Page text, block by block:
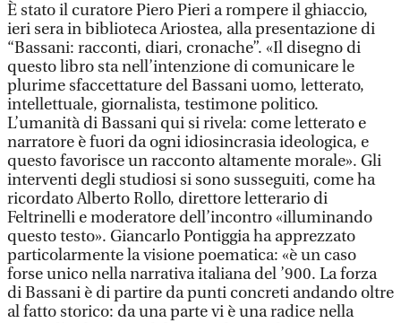
È stato il curatore Piero Pieri a rompere il ghiaccio,
ieri sera in biblioteca Ariostea, alla presentazione di
“Bassani: racconti, diari, cronache”. «Il disegno di
questo libro sta nell’intenzione di comunicare le
plurime sfaccettature del Bassani uomo, letterato,
intellettuale, giornalista, testimone politico.
L’umanità di Bassani qui si rivela: come letterato e
narratore è fuori da ogni idiosincrasia ideologica, e
questo favorisce un racconto altamente morale». Gli
interventi degli studiosi si sono susseguiti, come ha
ricordato Alberto Rollo, direttore letterario di
Feltrinelli e moderatore dell’incontro «illuminando
questo testo». Giancarlo Pontiggia ha apprezzato
particolarmente la visione poematica: «è un caso
forse unico nella narrativa italiana del ’900. La forza
di Bassani è di partire da punti concreti andando oltre
al fatto storico: da una parte vi è una radice nella